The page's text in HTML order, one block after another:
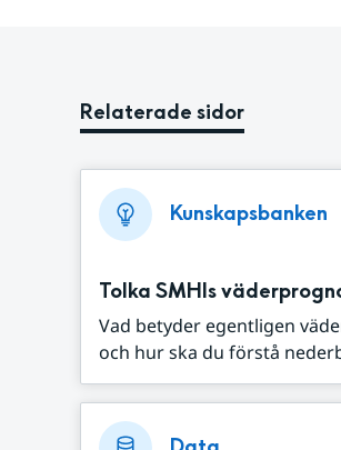
Relaterade sidor
Kunskapsbanken
Tolka SMHIs
Vad betyder egentligen
och hur ska du förstå